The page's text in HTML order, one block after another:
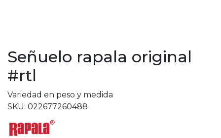
Señuelo rapala original
#rtl
Variedad en peso y medida
SKU: 022677260488